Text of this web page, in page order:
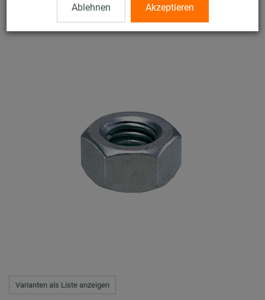
Ablehnen Akzeptieren
Sechskantmutter, DIN 934, M8, Güte 8, feuerverzinkt
Varianten als Liste anzeigen